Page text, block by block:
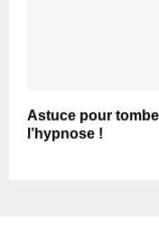
Astuce pour
l’hypnose !